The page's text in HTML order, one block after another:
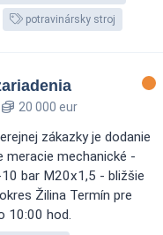
potravinársky stroj
20 000 eur
zákazky je dodanie
meracie mechanické -
bar M20x1,5 - bližšie
Žilina Termín pre
10:00 hod.